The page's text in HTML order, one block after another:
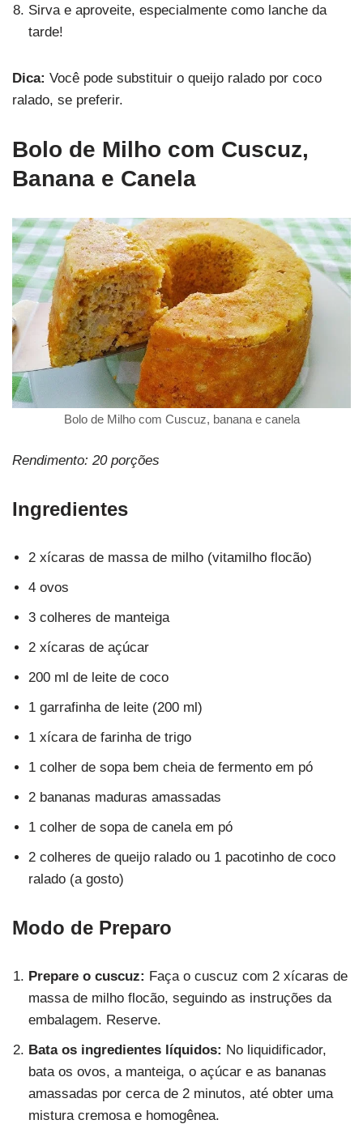
Sirva e aproveite, especialmente como lanche da
tarde!
Dica: Você pode substituir o queijo ralado por coco
ralado, se preferir.
Bolo de Milho com Cuscuz,
Banana e Canela
Bolo de Milho com Cuscuz, banana e canela
Rendimento: 20 porções
Ingredientes
2 xícaras de massa de milho (vitamilho flocão)
4 ovos
3 colheres de manteiga
2 xícaras de açúcar
200 ml de leite de coco
1 garrafinha de leite (200 ml)
1 xícara de farinha de trigo
1 colher de sopa bem cheia de fermento em pó
2 bananas maduras amassadas
1 colher de sopa de canela em pó
2 colheres de queijo ralado ou 1 pacotinho de coco
ralado (a gosto)
Modo de Preparo
Prepare o cuscuz: Faça o cuscuz com 2 xícaras de
massa de milho flocão, seguindo as instruções da
embalagem. Reserve.
Bata os ingredientes líquidos: No liquidificador,
bata os ovos, a manteiga, o açúcar e as bananas
amassadas por cerca de 2 minutos, até obter uma
mistura cremosa e homogênea.